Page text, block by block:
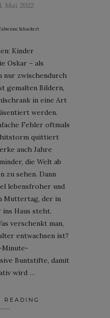
Mai 2022
Schackert
Kinder
Oskar – als
nur zwischendurch
gemalten Bildern,
in eine Art
werden.
Fehler oftmals
quittiert
auch Jahre
die Welt ab
zu sehen. Dann
lebensfroher und
Muttertag, der in
Haus steht.
verschenkt man,
entwachsen ist?
Minute-
Buntstifte, damit
wird …
READING